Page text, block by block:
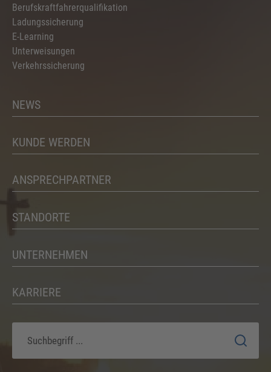
Berufskraftfahrerqualifikation
Ladungssicherung
E-Learning
Unterweisungen
Verkehrssicherung
NEWS
KUNDE WERDEN
ANSPRECHPARTNER
STANDORTE
UNTERNEHMEN
KARRIERE